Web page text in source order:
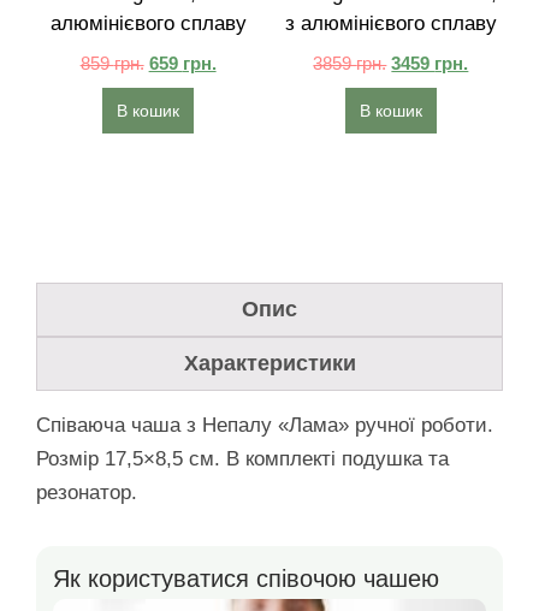
алюмінієвого сплаву
859грн. 659 грн.
В кошик
з алюмінієвого сплаву
3859грн. 3459 грн.
В кошик
Опис
Характеристики
Співаюча чаша з Непалу «Лама» ручної роботи.
Розмір 17,5×8,5 см. В комплекті подушка та
резонатор.
Як користуватися співочою чашею